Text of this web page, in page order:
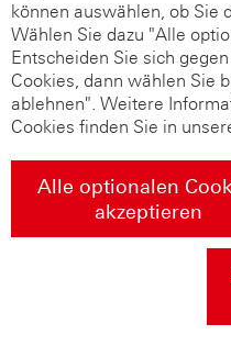
können auswählen, ob Sie
Wählen Sie dazu "Alle
Entscheiden Sie sich
Cookies, dann wählen Sie
ablehnen". Weitere
Cookies finden Sie in
Alle optionalen
akzeptieren